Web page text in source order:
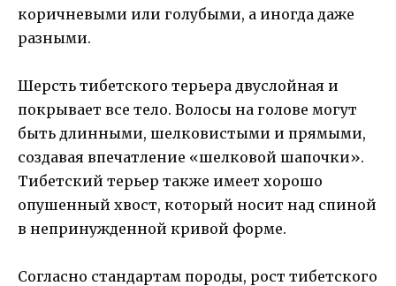
коричневыми или голубыми, а иногда даже
разными.
Шерсть тибетского терьера двуслойная и
покрывает все тело. Волосы на голове могут
быть длинными, шелковистыми и прямыми,
создавая впечатление «шелковой шапочки».
Тибетский терьер также имеет хорошо
опушенный хвост, который носит над спиной
в непринужденной кривой форме.
Согласно стандартам породы, рост тибетского